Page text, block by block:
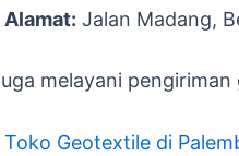
Alamat: Jalan Madang,
melayani
Toko Geotextile di